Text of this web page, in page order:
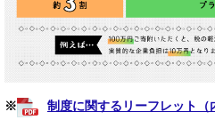
※ 制度に関するリーフレット（